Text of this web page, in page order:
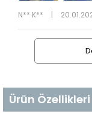
N** K** |
Ürün Özellikleri